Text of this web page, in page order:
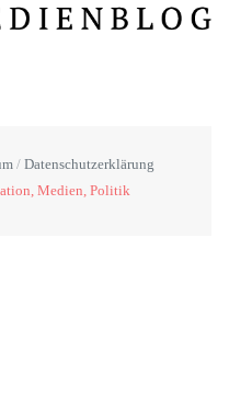
Datenschutzerklärung
Medien, Politik